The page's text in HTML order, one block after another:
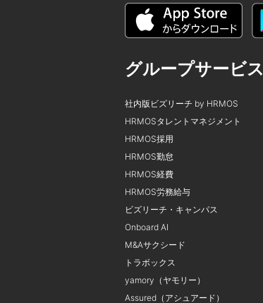
グループサービス
社内版ビズリーチ by HRMOS
HRMOSタレントマネジメント
HRMOS採用
HRMOS勤怠
HRMOS経費
HRMOS労務給与
ビズリーチ・キャンパス
Onboard AI
M&Aサクシード
トラボックス
yamory（ヤモリー）
Assured（アシュアード）